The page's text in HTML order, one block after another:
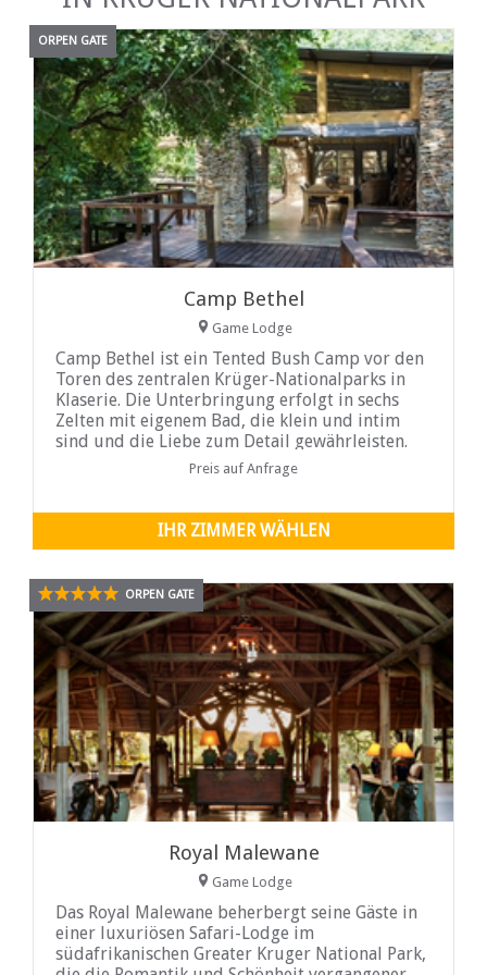
ORPEN GATE
Camp Bethel
Game Lodge
Camp Bethel ist ein Tented Bush Camp vor den
Toren des zentralen Krüger-Nationalparks in
Klaserie. Die Unterbringung erfolgt in sechs
Zelten mit eigenem Bad, die klein und intim
sind und die Liebe zum Detail gewährleisten.
Preis auf Anfrage
IHR ZIMMER WÄHLEN
ORPEN GATE
Royal Malewane
Game Lodge
Das Royal Malewane beherbergt seine Gäste in
einer luxuriösen Safari-Lodge im
südafrikanischen Greater Kruger National Park,